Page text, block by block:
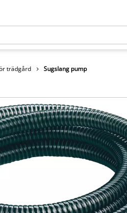
trädgård Sugslang pump